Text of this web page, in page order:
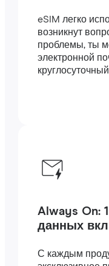
eSIM легко
возникнут
проблемы, ты
электронной
Always On:
данных
С каждым